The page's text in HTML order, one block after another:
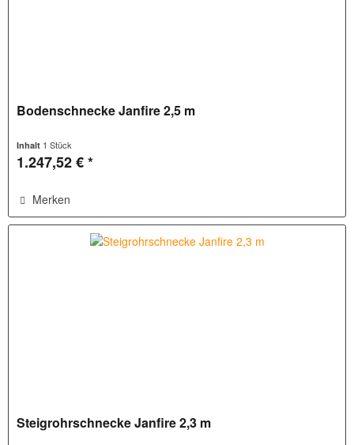
Bodenschnecke Janfire 2,5 m
Inhalt 1 Stück
1.247,52 € *
Merken
Steigrohrschnecke Janfire 2,3 m